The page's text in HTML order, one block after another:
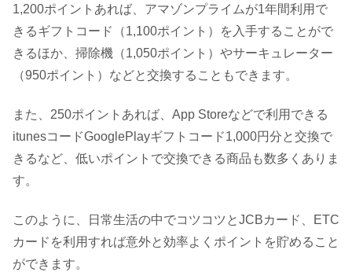
1,200ポイントあれば、アマゾンプライムが1年間利用で
きるギフトコード（1,100ポイント）を入手することがで
きるほか、掃除機（1,050ポイント）やサーキュレーター
（950ポイント）などと交換することもできます。
また、250ポイントあれば、App Storeなどで利用できる
itunesコードGooglePlayギフトコード1,000円分と交換で
きるなど、低いポイントで交換できる商品も数多くありま
す。
このように、日常生活の中でコツコツとJCBカード、ETC
カードを利用すれば意外と効率よくポイントを貯めること
ができます。